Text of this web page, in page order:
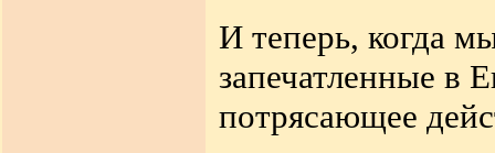
И теперь, когда
запечатленные в
потрясающее